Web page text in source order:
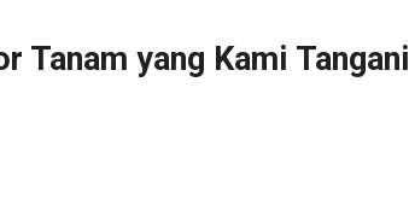
Tanam yang Kami Tangani